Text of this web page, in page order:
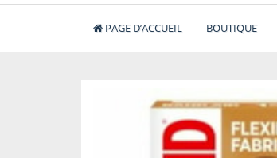
PAGE D’ACCUEIL BOUTIQUE